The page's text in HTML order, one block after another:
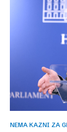
NEMA KAZNI ZA